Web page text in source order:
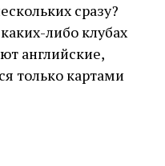
сразу?
либо клубах
английские,
только картами